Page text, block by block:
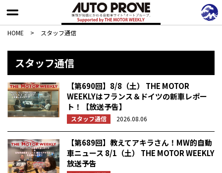
HOME > スタッフ通信
スタッフ通信
【第690回】8/8（土） THE MOTOR
WEEKLYはフランス＆ドイツの新車レポー
ト！【放送予告】
スタッフ通信 2026.08.06
【第689回】教えてアキラさん！MW的自動
車ニュース 8/1（土） THE MOTOR WEEKLY
放送予告